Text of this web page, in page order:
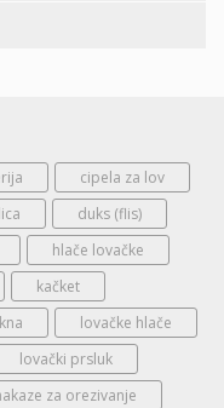
cipela za lov
duks (flis)
hlače lovačke
kačket
lovačke hlače
lovački prsluk
za orezivanje